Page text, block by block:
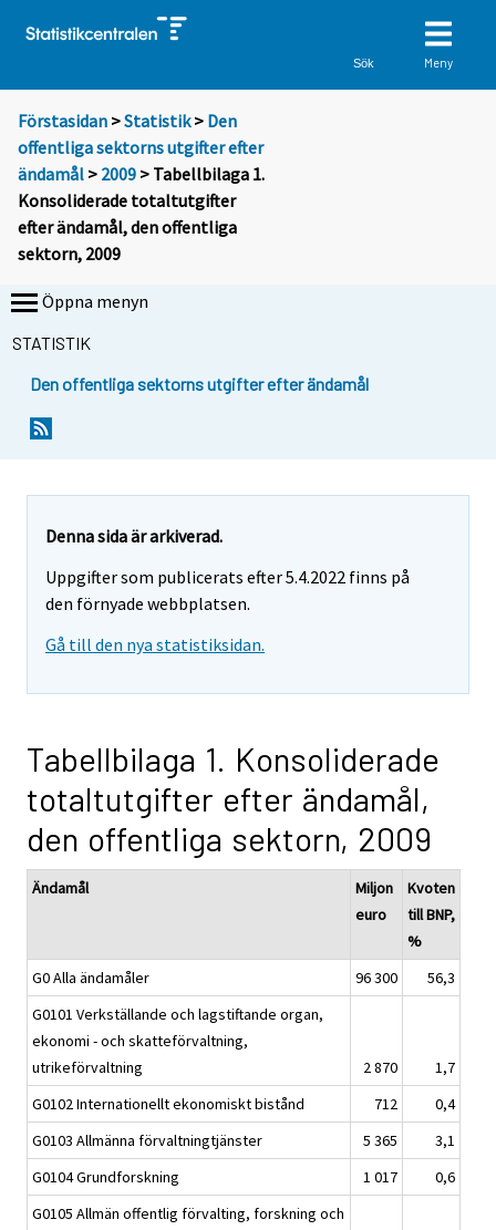
Sök Meny
Förstasidan >Statistik > Den
offentliga sektorns utgifter efter
ändamål > 2009 > Tabellbilaga 1.
Konsoliderade totaltutgifter
efter ändamål, den offentliga
sektorn, 2009
Öppna menyn
STATISTIK
Den offentliga sektorns utgifter efter ändamål
Denna sida är arkiverad.
Uppgifter som publicerats efter 5.4.2022 finns på
den förnyade webbplatsen.
Gå till den nya statistiksidan.
Tabellbilaga 1. Konsoliderade
totaltutgifter efter ändamål,
den offentliga sektorn, 2009
Ändamål
Miljon
euro
Kvoten
till BNP,
%
G0 Alla ändamåler
96 300
56,3
G0101 Verkställande och lagstiftande organ,
ekonomi - och skatteförvaltning,
utrikeförvaltning
2 870
1,7
G0102 Internationellt ekonomiskt bistånd
712
0,4
G0103 Allmänna förvaltningtjänster
5 365
3,1
G0104 Grundforskning
1 017
0,6
G0105 Allmän offentlig förvalting, forskning och